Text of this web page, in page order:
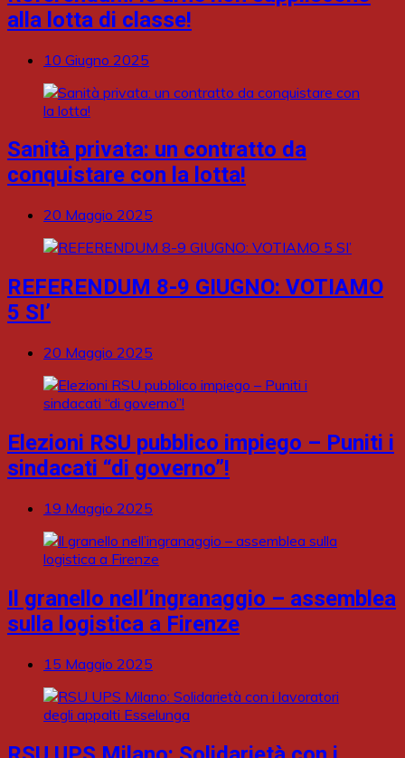
alla lotta di classe!
10 Giugno 2025
Sanità privata: un contratto da
conquistare con la lotta!
20 Maggio 2025
REFERENDUM 8-9 GIUGNO: VOTIAMO
5 SI’
20 Maggio 2025
Elezioni RSU pubblico impiego – Puniti i
sindacati “di governo”!
19 Maggio 2025
Il granello nell’ingranaggio – assemblea
sulla logistica a Firenze
15 Maggio 2025